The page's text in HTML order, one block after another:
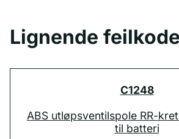
Lignende
C1248
ABS utløpsventilspole RR-
til batteri